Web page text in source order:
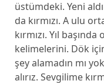
üstümdeki. Yeni
da kırmızı. A ulu
kırmızı. Yıl
kelimelerini. Dök
şey alamadın mı
alırız. Sevgilime